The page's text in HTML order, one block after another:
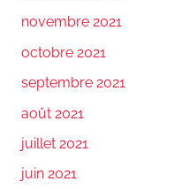
novembre 2021
octobre 2021
septembre 2021
août 2021
juillet 2021
juin 2021